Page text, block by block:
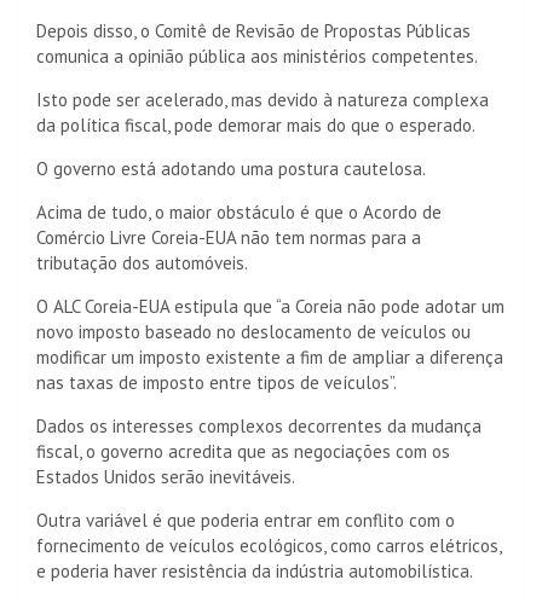
Depois disso, o Comitê de Revisão de Propostas Públicas
comunica a opinião pública aos ministérios competentes.
Isto pode ser acelerado, mas devido à natureza complexa
da política fiscal, pode demorar mais do que o esperado.
O governo está adotando uma postura cautelosa.
Acima de tudo, o maior obstáculo é que o Acordo de
Comércio Livre Coreia-EUA não tem normas para a
tributação dos automóveis.
O ALC Coreia-EUA estipula que “a Coreia não pode adotar um
novo imposto baseado no deslocamento de veículos ou
modificar um imposto existente a fim de ampliar a diferença
nas taxas de imposto entre tipos de veículos”.
Dados os interesses complexos decorrentes da mudança
fiscal, o governo acredita que as negociações com os
Estados Unidos serão inevitáveis.
Outra variável é que poderia entrar em conflito com o
fornecimento de veículos ecológicos, como carros elétricos,
e poderia haver resistência da indústria automobilística.